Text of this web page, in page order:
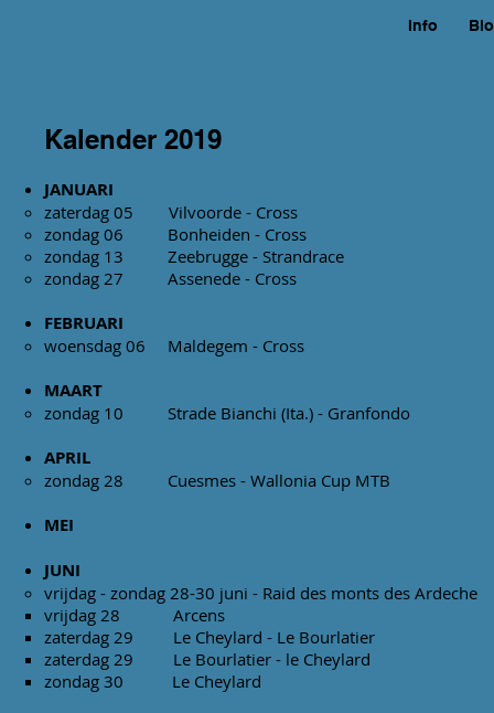
Info
Kalender 2019
JANUARI
zaterdag 05
zondag 06
zondag 13 Zeebrugge
zondag 27
FEBRUARI
woensdag 06
MAART
zondag 10 Strade Bianchi (Ita.) - Granfondo
APRIL
zondag 28 Cuesmes -
MEI
JUNI
vrijdag - zondag 28-30 juni - Raid
vrijdag 28
zaterdag 29 Le Cheylard - Le
zaterdag 29 Le Bourlatier - le
zondag 30 Le